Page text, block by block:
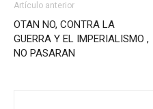
Artículo anterior
OTAN NO, CONTRA LA
GUERRA Y EL IMPERIALISMO ,
NO PASARAN